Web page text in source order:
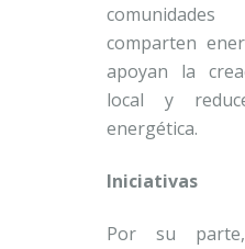
comparten
apoyan la
local y
energética.
Iniciativas
Por su